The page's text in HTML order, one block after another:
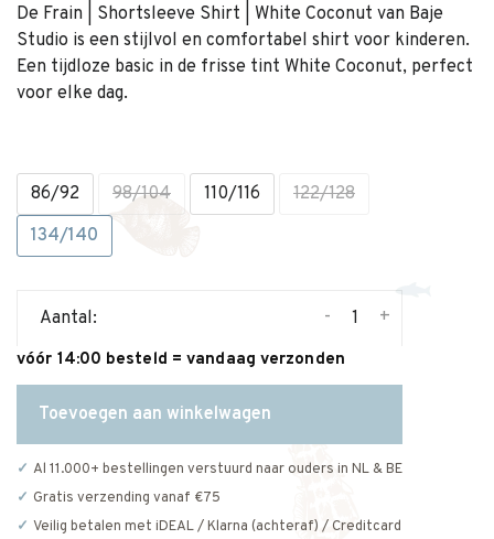
De Frain | Shortsleeve Shirt | White Coconut van Baje
Studio is een stijlvol en comfortabel shirt voor kinderen.
Een tijdloze basic in de frisse tint White Coconut, perfect
voor elke dag.
86/92 98/104 110/116
122/128
134/140
Aantal: +
-
vóór 14:00 besteld = vandaag verzonden
Toevoegen aan winkelwagen
Al 11.000+ bestellingen verstuurd naar ouders in NL & BE
Gratis verzending vanaf €75
Veilig betalen met iDEAL / Klarna (achteraf) / Creditcard